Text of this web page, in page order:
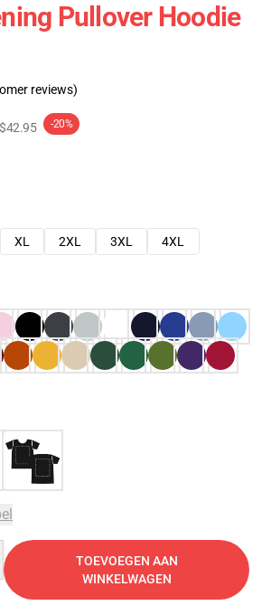
Pullover Hoodie
reviews)
$42.95 -20%
XL 2XL 3XL
4XL
TOEVOEGEN AAN
WINKELWAGEN